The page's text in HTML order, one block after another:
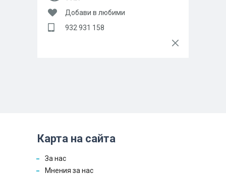
Добави в любими
932 931 158
Карта на сайта
За нас
Мнения за нас